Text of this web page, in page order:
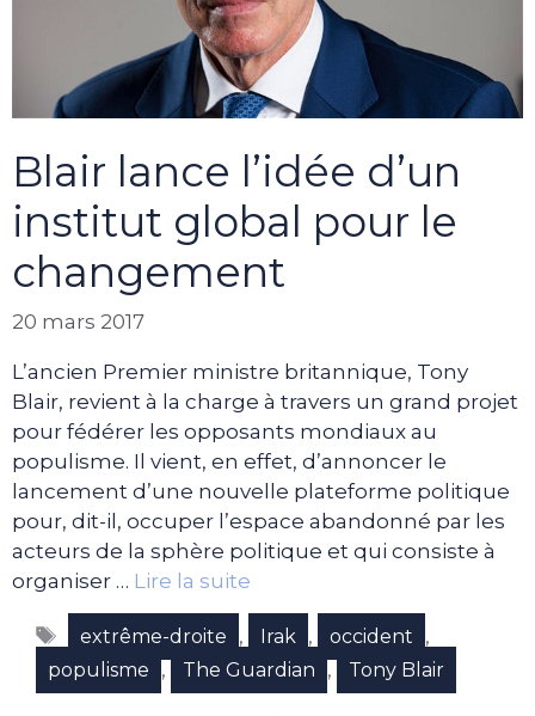
Blair lance l’idée d’un
institut global pour le
changement
20 mars 2017
L’ancien Premier ministre britannique, Tony
Blair, revient à la charge à travers un grand projet
pour fédérer les opposants mondiaux au
populisme. Il vient, en effet, d’annoncer le
lancement d’une nouvelle plateforme politique
pour, dit-il, occuper l’espace abandonné par les
acteurs de la sphère politique et qui consiste à
organiser … Lire la suite
Étiquettes
extrême-droite , Irak , occident ,
populisme , The Guardian , Tony Blair